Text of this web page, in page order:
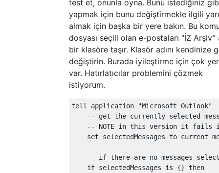
test et, onunla oyna. Bunu istediğiniz
yapmak için bunu değiştirmekle ilgili
almak için başka bir yere bakın. Bu
dosyası seçili olan e-postaları “İZ Arşiv”
bir klasöre taşır. Klasör adını kendinize
değiştirin. Burada iyileştirme için çok yer
var. Hatırlatıcılar problemini çözmek
istiyorum.
tell application
"Microsoft Outlook"
--
get the currently selected
--
NOTE in this version it fails
set selectedMessages to current
-- if there are no messages
if selectedMessages is {} then